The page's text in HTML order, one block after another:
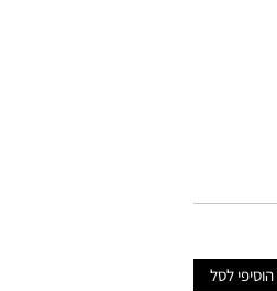
הוסיפי לסל